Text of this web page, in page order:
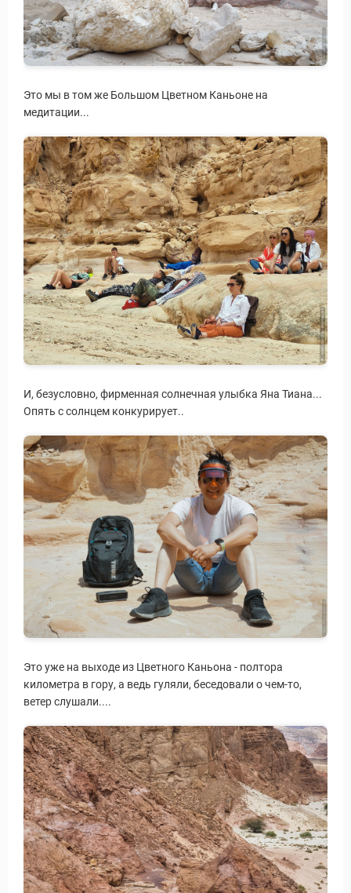
Это мы в том же Большом Цветном Каньоне на
медитации...
И, безусловно, фирменная солнечная улыбка Яна Тиана...
Опять с солнцем конкурирует..
Это уже на выходе из Цветного Каньона - полтора
километра в гору, а ведь гуляли, беседовали о чем-то,
ветер слушали....